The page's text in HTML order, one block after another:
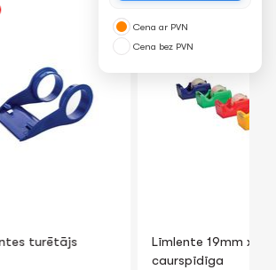
Līmlente 19mm x 20m
Cena ar PVN
Cena bez PVN